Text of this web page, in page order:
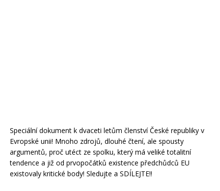
Speciální dokument k dvaceti letům členství České republiky v
Evropské unii! Mnoho zdrojů, dlouhé čtení, ale spousty
argumentů, proč utéct ze spolku, který má veliké totalitní
tendence a již od prvopočátků existence předchůdců EU
existovaly kritické body! Sledujte a SDÍLEJTE!!